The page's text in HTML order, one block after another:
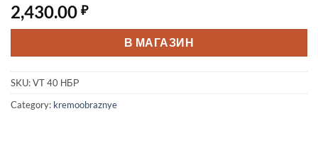
2,430.00 ₽
В МАГАЗИН
SKU:VT 40 НБР
Category: kremoobraznye